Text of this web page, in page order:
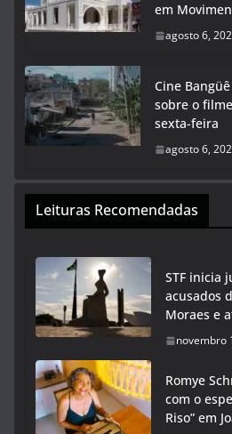
em
agosto 6,
Cine
sobre o
sexta-feira
agosto 6,
Leituras Recomendadas
STF inicia
acusados
Moraes e
novembro
Romye
com o
Riso” em